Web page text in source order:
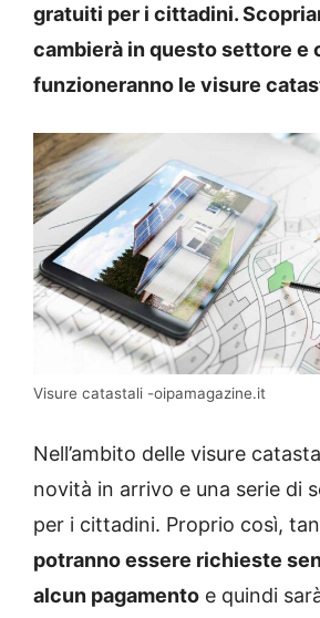
gratuiti per i cittadini.
cambierà in questo settore e
funzioneranno le visure
Visure catastali -oipamagazine.it
Nell’ambito delle visure
novità in arrivo e una serie di
per i cittadini. Proprio così,
potranno essere richieste
alcun pagamento e quindi